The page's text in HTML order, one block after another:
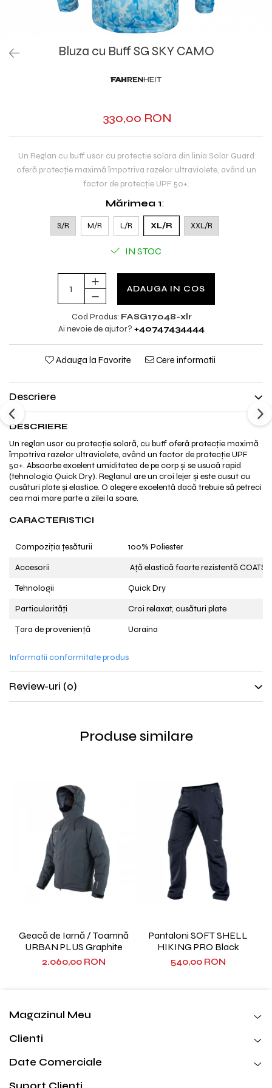
Bluza cu Buff SG SKY CAMO
330,00 RON
Un Reglan cu buff usor cu protectie solara din linia Solar Guard
oferă protecție maximă împotriva razelor ultraviolete, având un
factor de protecție UPF 50+.
Mărimea 1:
S/R M/R L/R XL/R XXL/R
IN STOC
ADAUGA IN COS
Cod Produs: FASG17048-xlr
Ai nevoie de ajutor? +40747434444
Adauga la Favorite Cere informatii
Descriere
DESCRIERE
Un reglan usor cu protecție solară, cu buff oferă protecție maximă
împotriva razelor ultraviolete, având un factor de protecție UPF
50+. Absoarbe excelent umiditatea de pe corp și se usucă rapid
(tehnologia Quick Dry). Reglanul are un croi lejer și este cusut cu
cusături plate și elastice. O alegere excelentă dacă trebuie să petreci
cea mai mare parte a zilei la soare.
CARACTERISTICI
Compoziția țesăturii
100% Poliester
Accesorii
Ață elastică foarte rezistentă COATS
Tehnologii
Quick Dry
Particularități
Croi relaxat, cusături plate
Țara de proveniență
Ucraina
Informatii conformitate produs
Review-uri (0)
Produse similare
Geacă de Iarnă / Toamnă
URBAN PLUS Graphite
2.060,00 RON
Pantaloni SOFT SHELL
HIKING PRO Black
540,00 RON
Magazinul Meu
Clienti
Date Comerciale